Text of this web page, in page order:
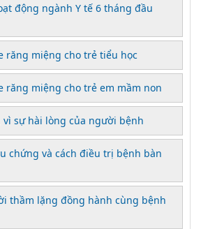
động ngành Y tế 6 tháng đầu
răng miệng cho trẻ tiểu học
răng miệng cho trẻ em mầm non
sự hài lòng của người bệnh
chứng và cách điều trị bệnh bàn
thầm lặng đồng hành cùng bệnh